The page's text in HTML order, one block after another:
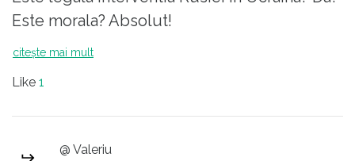
Este morala? Absolut!
citește mai mult
Like 1
@ Valeriu